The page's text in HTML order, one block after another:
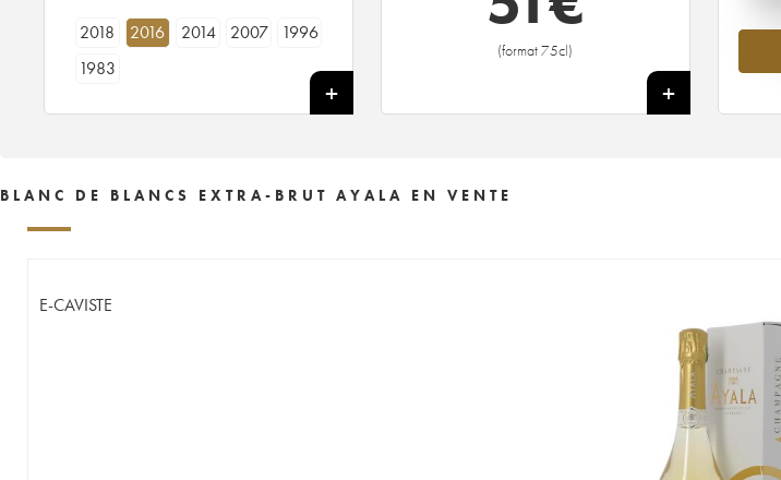
2018 2016 2014 2007
1996
1983
(format 75cl)
+
BLANC DE BLANCS EXTRA-BRUT AYALA EN VENTE
E-CAVISTE